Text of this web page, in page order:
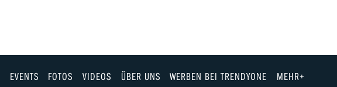
EVENTS FOTOS VIDEOS ÜBER UNS WERBEN BEI TRENDYONE MEHR+